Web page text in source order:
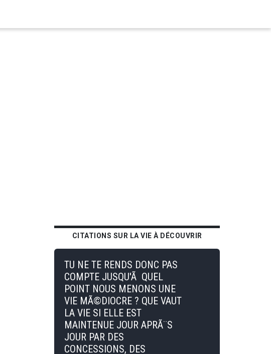
CITATIONS SUR LA VIE À DÉCOUVRIR
TU NE TE RENDS DONC PAS
COMPTE JUSQU'Ã QUEL
POINT NOUS MENONS UNE
VIE MÃ©DIOCRE ? QUE VAUT
LA VIE SI ELLE EST
MAINTENUE JOUR APRÃ¨S
JOUR PAR DES
CONCESSIONS, DES